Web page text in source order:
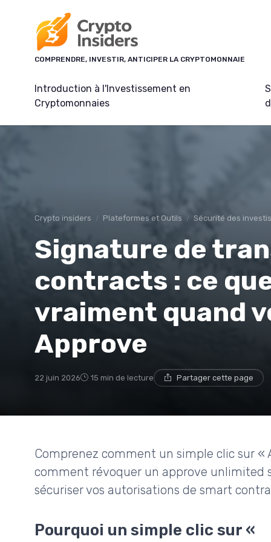
COMPRENDRE, INVESTIR, ANTICIPER LA CRYPTOMONNAIE
Introduction à l'Investissement en
Cryptomonnaies
Crypto insiders Plateformes et Outils Sécurité des
Signature de
contracts : ce
vraiment quand
Approve
22 juin 2026 15 min de lecture Partager cette page
Comprenez comment un simple clic sur «
comment révoquer un approve unlimited
sécuriser vos autorisations de smart
Pourquoi un simple clic sur «